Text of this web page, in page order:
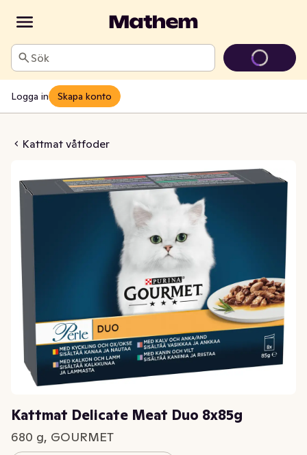
Sök
Logga in Skapa konto
Kattmat våtfoder
Meat Duo 8x85g
Kattmat Delicate Meat Duo 8x85g
680 g, GOURMET